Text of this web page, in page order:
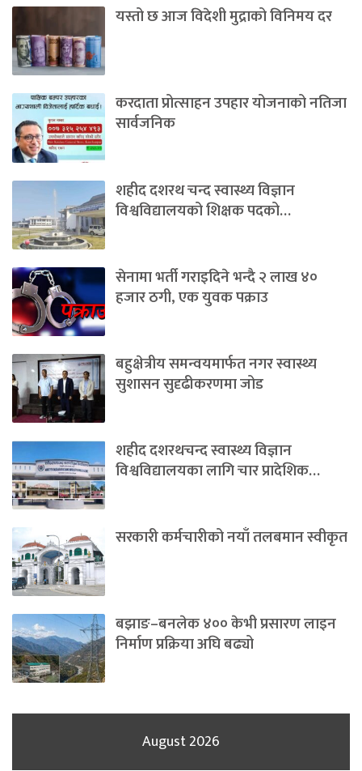
यस्तो छ आज विदेशी मुद्राको विनिमय दर
करदाता प्रोत्साहन उपहार योजनाको नतिजा
सार्वजनिक
शहीद दशरथ चन्द स्वास्थ्य विज्ञान
विश्वविद्यालयको शिक्षक पदको…
सेनामा भर्ती गराइदिने भन्दै २ लाख ४०
हजार ठगी, एक युवक पक्राउ
बहुक्षेत्रीय समन्वयमार्फत नगर स्वास्थ्य
सुशासन सुदृढीकरणमा जोड
शहीद दशरथचन्द स्वास्थ्य विज्ञान
विश्वविद्यालयका लागि चार प्रादेशिक…
सरकारी कर्मचारीको नयाँ तलबमान स्वीकृत
बझाङ–बनलेक ४०० केभी प्रसारण लाइन
निर्माण प्रक्रिया अघि बढ्यो
August 2026